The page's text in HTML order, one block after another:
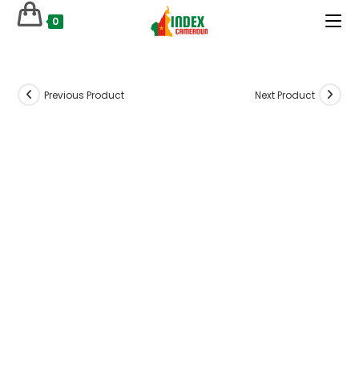
Skip
0
Previous Product Next Product